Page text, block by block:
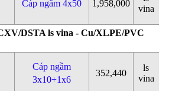
Cáp ngầm 4x50 1,958,000
vina
DSTA ls vina - Cu/XLPE/PVC
Cáp ngầm
3x10+1x6
352,440
ls
vina